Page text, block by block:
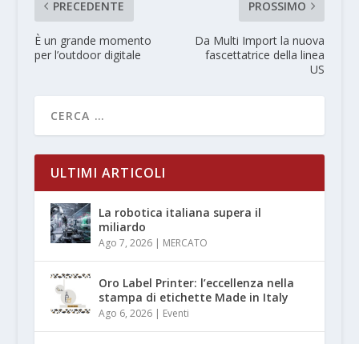
PRECEDENTE
È un grande momento
per l’outdoor digitale
PROSSIMO
Da Multi Import la nuova
fascettatrice della linea
US
ULTIMI ARTICOLI
La robotica italiana supera il
miliardo
Ago 7, 2026| MERCATO
Oro Label Printer: l’eccellenza nella
stampa di etichette Made in Italy
Ago 6, 2026| Eventi